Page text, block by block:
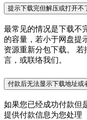
提示下载完但解压或打开不
最常见的情况是下载不
的容量，若小于网盘提
资源重新分包下载。
言，或联络我们。
付款后无法显示下载地址或
如果您已经成功付款但
提供付款信息为您处理